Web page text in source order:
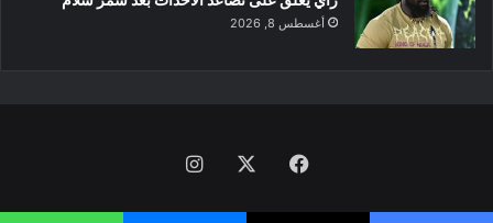
أغسطس 8, 2026
فيسبوك